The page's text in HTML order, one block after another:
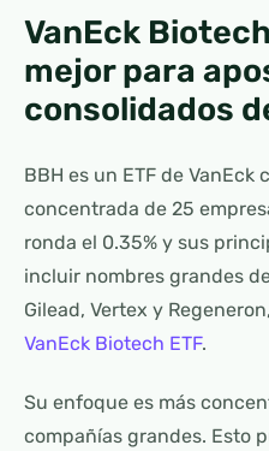
VanEck
mejor para
consolidados
BBH es un ETF de VanEck
concentrada de 25
ronda el 0.35% y sus
incluir nombres grandes
Gilead, Vertex y
VanEck Biotech ETF.
Su enfoque es más
compañías grandes. Esto